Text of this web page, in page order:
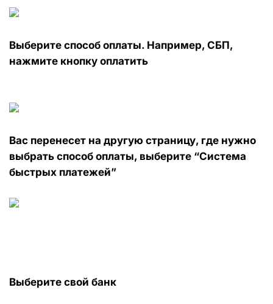
Выберите способ оплаты. Например, СБП,
нажмите кнопку оплатить
Вас перенесет на другую страницу, где нужно
выбрать способ оплаты, выберите “Система
быстрых платежей”
Выберите свой банк